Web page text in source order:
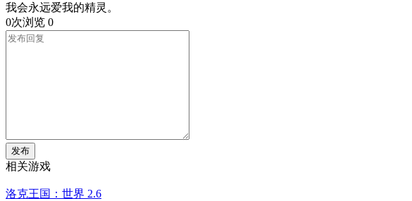
我会永远爱我的精灵。
0次浏览 0
发布
相关游戏
洛克王国：世界 2.6